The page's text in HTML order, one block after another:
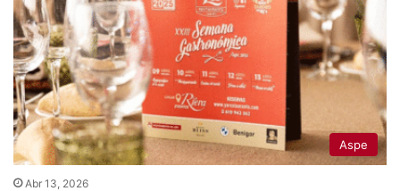
Aspe
Abr 13, 2026